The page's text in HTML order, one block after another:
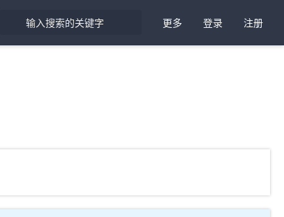
更多 登录 注册